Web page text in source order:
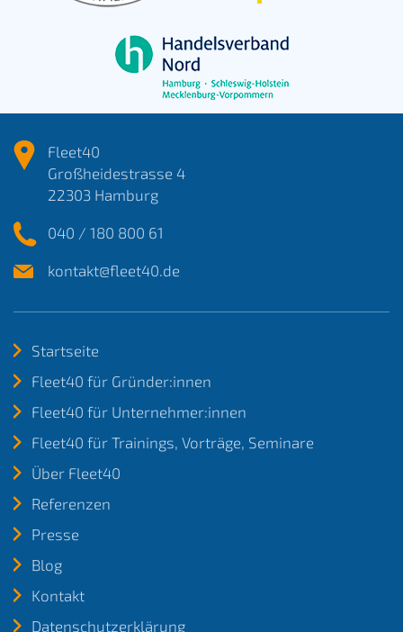
Fleet40
Großheidestrasse 4
22303 Hamburg
040 / 180 800 61
kontakt@fleet40.de
Startseite
Fleet40 für Gründer:innen
Fleet40 für Unternehmer:innen
Fleet40 für Trainings, Vorträge, Seminare
Über Fleet40
Referenzen
Presse
Blog
Kontakt
Datenschutzerklärung